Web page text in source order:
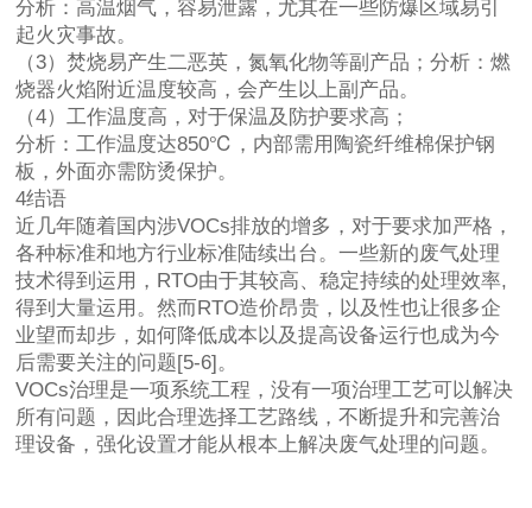
分析：高温烟气，容易泄露，尤其在一些防爆区域易引
起火灾事故。
（3）焚烧易产生二恶英，氮氧化物等副产品；分析：燃
烧器火焰附近温度较高，会产生以上副产品。
（4）工作温度高，对于保温及防护要求高；
分析：工作温度达850℃，内部需用陶瓷纤维棉保护钢
板，外面亦需防烫保护。
4结语
近几年随着国内涉VOCs排放的增多，对于要求加严格，
各种标准和地方行业标准陆续出台。一些新的废气处理
技术得到运用，RTO由于其较高、稳定持续的处理效率,
得到大量运用。然而RTO造价昂贵，以及性也让很多企
业望而却步，如何降低成本以及提高设备运行也成为今
后需要关注的问题[5-6]。
VOCs治理是一项系统工程，没有一项治理工艺可以解决
所有问题，因此合理选择工艺路线，不断提升和完善治
理设备，强化设置才能从根本上解决废气处理的问题。